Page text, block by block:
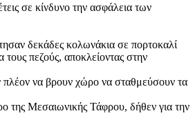
σε κίνδυνο την ασφάλεια των
δεκάδες κολωνάκια σε πορτοκαλί
πεζούς, αποκλείοντας στην
πλέον να βρουν χώρο να σταθμεύσουν τα
της Μεσαιωνικής Τάφρου, δήθεν για την